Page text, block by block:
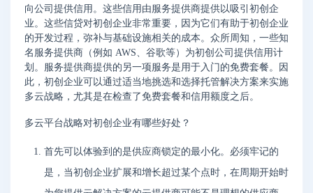
向公司提供信用。这些信用由服务提供商提供以吸引初创企
业。这些信贷对初创企业非常重要，因为它们有助于初创企业
的开发过程，弥补与基础设施相关的成本。众所周知，一些知
名服务提供商（例如 AWS、谷歌等）为初创公司提供信用计
划。服务提供商提供的另一项服务是用于入门的免费套餐。因
此，初创企业可以通过适当地挑选和选择托管解决方案来实施
多云战略，尤其是在检查了免费套餐和信用额度之后。
多云平台战略对初创企业有哪些好处？
首先可以体验到的是供应商锁定的最小化。必须牢记的
是，当初创企业扩展和增长超过某个点时，在周期开始时